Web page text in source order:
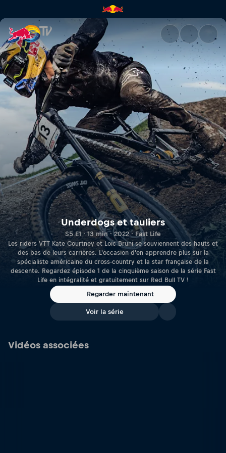
Underdogs et tauliers | Red
Underdogs et tauliers
S5 E1 · 13 min · 2022 · Fast Life
Les riders VTT Kate Courtney et Loïc Bruni se souviennent des hauts et
des bas de leurs carrières. L'occasion d'en apprendre plus sur la
spécialiste américaine du cross-country et la star française de la
descente. Regardez épisode 1 de la cinquième saison de la série Fast
Life en intégralité et gratuitement sur Red Bull TV !
Regarder maintenant
Voir la série
Vidéos associées